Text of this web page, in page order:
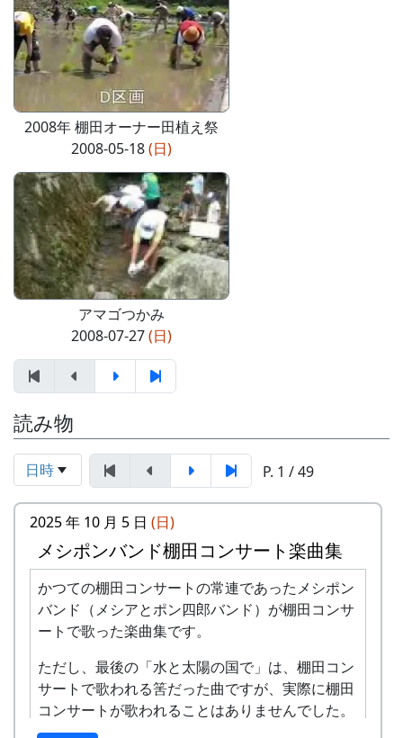
2008年 棚田オーナー田植え祭
2008-05-18(日)
アマゴつかみ
2008-07-27(日)
読み物
日時 P. 1 / 49
2025 年 10 月 5 日 (日)
メシポンバンド棚田コンサート楽曲集
かつての棚田コンサートの常連であったメシポン
バンド（メシアとポン四郎バンド）が棚田コンサ
ートで歌った楽曲集です。
ただし、最後の「水と太陽の国で」は、棚田コン
サートで歌われる筈だった曲ですが、実際に棚田
コンサートが歌われることはありませんでした。